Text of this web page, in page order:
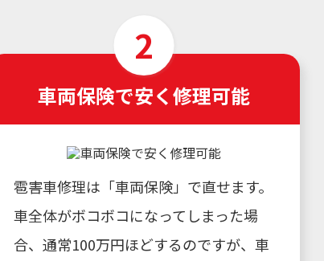
車両保険で安く修理可能
雹害車修理は「車両保険」で直せます。
車全体がボコボコになってしまった場
合、通常100万円ほどするのですが、車